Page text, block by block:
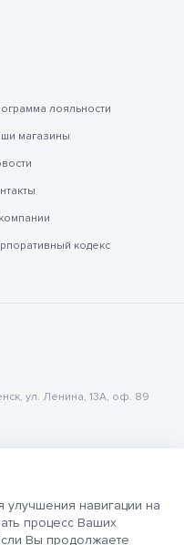
навигации на
процесс Ваших
Вы продолжаете
лояльности
магазины
кодекс
ул. Ленина, 13А, оф. 89